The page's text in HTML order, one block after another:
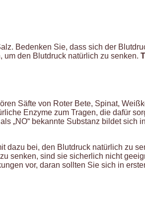
Bedenken Sie, dass sich der
um den Blutdruck natürlich zu senken.
Säfte von Roter Bete, Spinat,
Enzyme zum Tragen, die dafür
„NO“ bekannte Substanz bildet
dazu bei, den Blutdruck natürlich zu
senken, sind sie sicherlich nicht
vor, daran sollten Sie sich in